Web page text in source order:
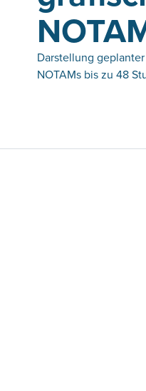
Darstellung
NOTAMs bis zu 48